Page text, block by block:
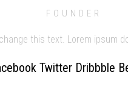
FOUNDER
this text. Lorem ipsum
Twitter Dribbble